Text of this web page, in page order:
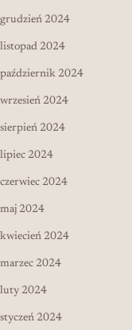
grudzień 2024
listopad 2024
październik 2024
wrzesień 2024
sierpień 2024
lipiec 2024
czerwiec 2024
maj 2024
kwiecień 2024
marzec 2024
luty 2024
styczeń 2024